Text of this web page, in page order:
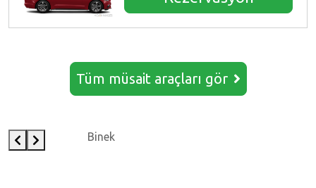
Tüm müsait araçları gör
Binek